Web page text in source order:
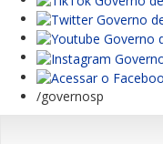
/governosp